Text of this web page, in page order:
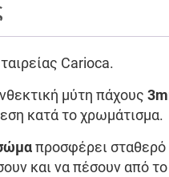
Carioca.
μύτη πάχους
κατά το χρωμάτισμα.
προσφέρει σταθερό
και να πέσουν από